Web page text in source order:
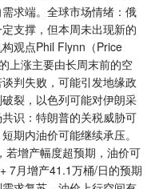
求端。全球市场情绪：俄
支撑，但本周未出现新的
观点Phil Flynn（Price
上涨主要由长周末前的空
判失败，可能引发地缘政
裂，以色列可能对伊朗采
识：特朗普的关税威胁可
期内油价可能继续承压。
若增产幅度超预期，油价可
7月增产41.1万桶/日的预期